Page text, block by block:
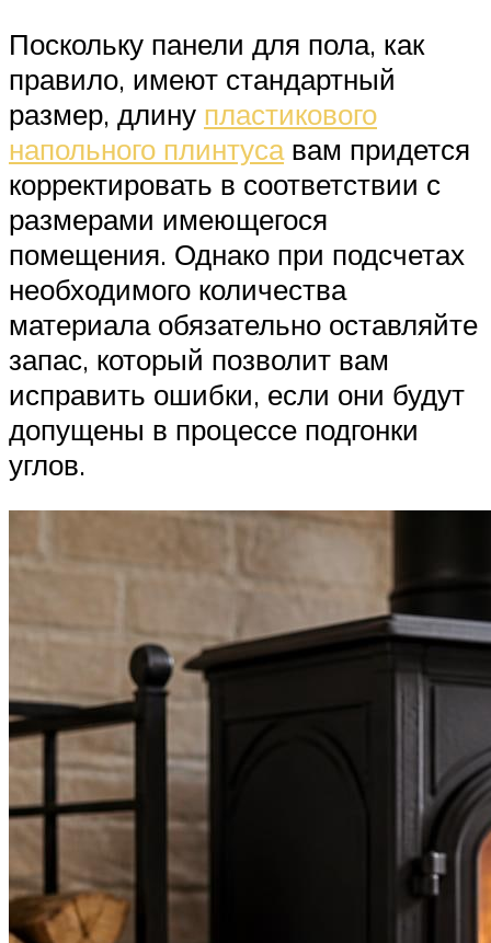
Поскольку панели для пола, как
правило, имеют стандартный
размер, длину пластикового
напольного плинтусавам придется
корректировать в соответствии с
размерами имеющегося
помещения. Однако при подсчетах
необходимого количества
материала обязательно оставляйте
запас, который позволит вам
исправить ошибки, если они будут
допущены в процессе подгонки
углов.